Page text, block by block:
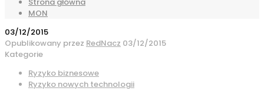
MON
03/12/2015
Opublikowany przez RedNacz 03/12/2015
Kategorie
Ryzyko biznesowe
Ryzyko nowych technologii